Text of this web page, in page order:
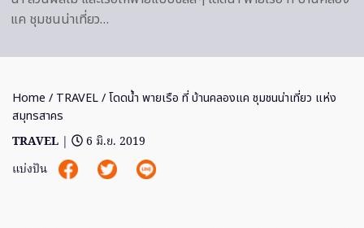
แค ชุมชนน่าเที่ยว…
Home / TRAVEL/ โดดน้ำ พายเรือ ที่ บ้านคลองแค ชุมชนน่าเที่ยว แห่ง
สมุทรสาคร
TRAVEL |
6 มิ.ย. 2019
แบ่งปัน